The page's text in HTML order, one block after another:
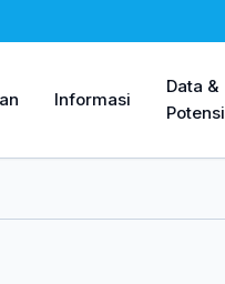
Informasi
Data &
Potensi